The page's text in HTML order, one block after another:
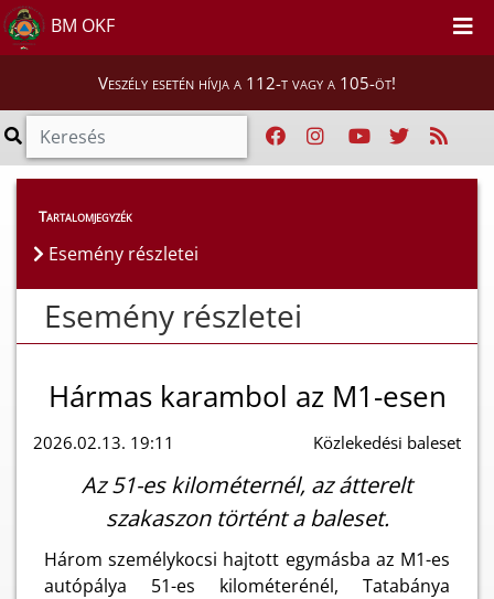
BM OKF
Veszély esetén hívja a 112-t vagy a 105-öt!
Esemény részletei
Tartalomjegyzék
Esemény részletei
Esemény részletei
Hármas karambol az M1-esen
2026.02.13. 19:11 Közlekedési baleset
Az 51-es kilométernél, az átterelt
szakaszon történt a baleset.
Három személykocsi hajtott egymásba az M1-es
autópálya 51-es kilométerénél, Tatabánya